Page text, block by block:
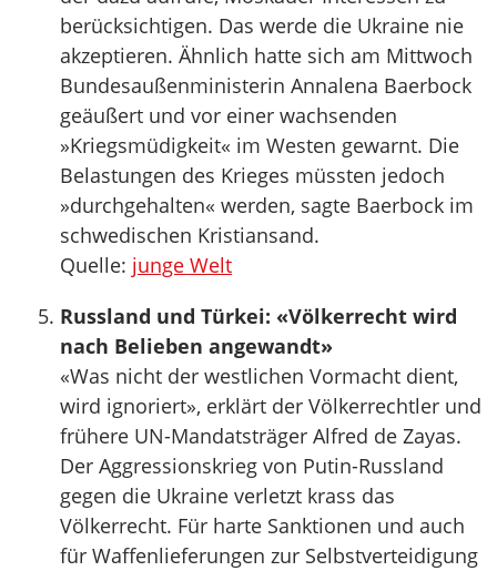
berücksichtigen. Das werde die Ukraine nie
akzeptieren. Ähnlich hatte sich am Mittwoch
Bundesaußenministerin Annalena Baerbock
geäußert und vor einer wachsenden
»Kriegsmüdigkeit« im Westen gewarnt. Die
Belastungen des Krieges müssten jedoch
»durchgehalten« werden, sagte Baerbock im
schwedischen Kristiansand.
Quelle: junge Welt
Russland und Türkei: «Völkerrecht wird
nach Belieben angewandt»
«Was nicht der westlichen Vormacht dient,
wird ignoriert», erklärt der Völkerrechtler und
frühere UN-Mandatsträger Alfred de Zayas.
Der Aggressionskrieg von Putin-Russland
gegen die Ukraine verletzt krass das
Völkerrecht. Für harte Sanktionen und auch
für Waffenlieferungen zur Selbstverteidigung